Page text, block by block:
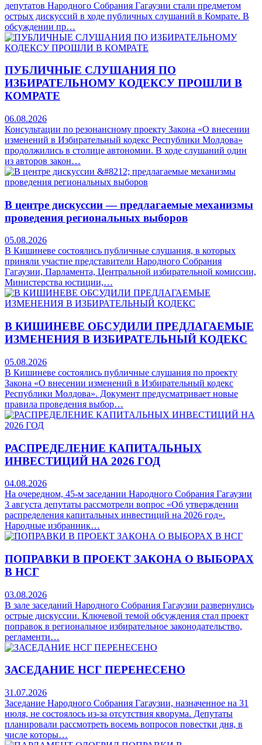
депутатов Народного Собрания Гагаузии стали предметом
острых дискуссий в ходе публичных слушаний в Комрате. В
обсуждении пр…
ПУБЛИЧНЫЕ СЛУШАНИЯ ПО
ИЗБИРАТЕЛЬНОМУ КОДЕКСУ ПРОШЛИ В
КОМРАТЕ
06.08.2026
Консультации по резонансному проекту Закона «О внесении
изменений в Избирательный кодекс Республики Молдова»
продолжились в столице автономии. В ходе слушаний один
из авторов закон…
В центре дискуссии — предлагаемые механизмы
проведения региональных выборов
05.08.2026
В Кишиневе состоялись публичные слушания, в которых
приняли участие представители Народного Собрания
Гагаузии, Парламента, Центральной избирательной комиссии,
Министерства юстиции,…
В КИШИНЕВЕ ОБСУДИЛИ ПРЕДЛАГАЕМЫЕ
ИЗМЕНЕНИЯ В ИЗБИРАТЕЛЬНЫЙ КОДЕКС
05.08.2026
В Кишиневе состоялись публичные слушания по проекту
Закона «О внесении изменений в Избирательный кодекс
Республики Молдова». Документ предусматривает новые
правила проведения выбор…
РАСПРЕДЕЛЕНИЕ КАПИТАЛЬНЫХ
ИНВЕСТИЦИЙ НА 2026 ГОД
04.08.2026
На очередном, 45-м заседании Народного Собрания Гагаузии
3 августа депутаты рассмотрели вопрос «Об утверждении
распределения капитальных инвестиций на 2026 год».
Народные избранник…
ПОПРАВКИ В ПРОЕКТ ЗАКОНА О ВЫБОРАХ
В НСГ
03.08.2026
В зале заседаний Народного Собрания Гагаузии развернулись
острые дискуссии. Ключевой темой обсуждения стал проект
поправок в региональное избирательное законодательство,
регламенти…
ЗАСЕДАНИЕ НСГ ПЕРЕНЕСЕНО
31.07.2026
Заседание Народного Собрания Гагаузии, назначенное на 31
июля, не состоялось из-за отсутствия кворума. Депутаты
планировали рассмотреть восемь вопросов повестки дня, в
числе которы…